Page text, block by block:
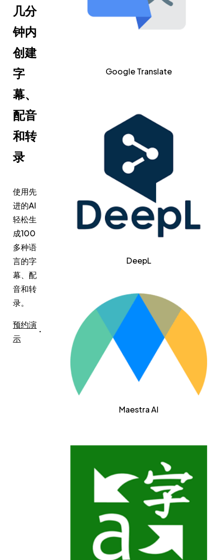
几分
钟内
创建
字
幕、
配音
和转
录
使用先
进的AI
轻松生
成100
多种语
言的字
幕、配
音和转
录。
预约演
示
Google Translate
DeepL
Maestra AI